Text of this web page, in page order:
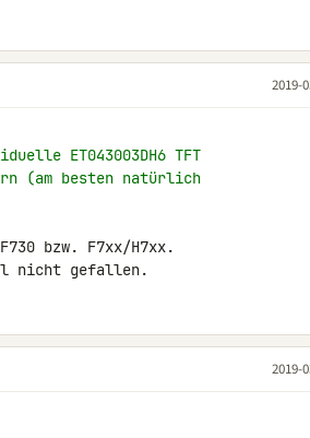
2019-
ET043003DH6 TFT
(am besten natürlich
bzw. F7xx/H7xx.
nicht gefallen.
2019-